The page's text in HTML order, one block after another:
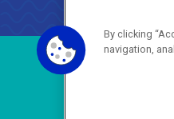
By clicking
navigation,